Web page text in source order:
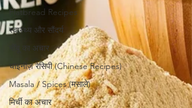
Flatbread Recipes
स्वास्थ्य और सौंदर्य
नींबू का अचार
चाइनीज़ रेसिपी (Chinese Recipes)
Masala / Spices (मसाले)
मिर्ची का अचार